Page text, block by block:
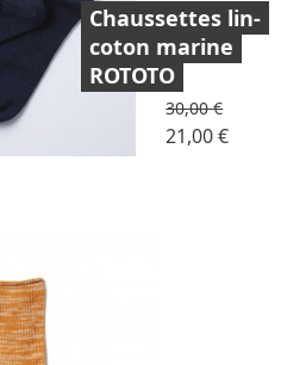
Chaussettes lin-
coton marine
ROTOTO
Prix de base
30,00 €Prix
21,00 €